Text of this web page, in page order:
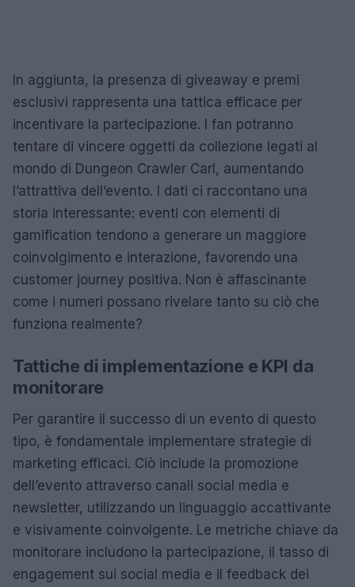
In aggiunta, la presenza di giveaway e premi
esclusivi rappresenta una tattica efficace per
incentivare la partecipazione. I fan potranno
tentare di vincere oggetti da collezione legati al
mondo di Dungeon Crawler Carl, aumentando
l’attrattiva dell’evento. I dati ci raccontano una
storia interessante: eventi con elementi di
gamification tendono a generare un maggiore
coinvolgimento e interazione, favorendo una
customer journey positiva. Non è affascinante
come i numeri possano rivelare tanto su ciò che
funziona realmente?
Tattiche di implementazione e KPI da
monitorare
Per garantire il successo di un evento di questo
tipo, è fondamentale implementare strategie di
marketing efficaci. Ciò include la promozione
dell’evento attraverso canali social media e
newsletter, utilizzando un linguaggio accattivante
e visivamente coinvolgente. Le metriche chiave da
monitorare includono la partecipazione, il tasso di
engagement sui social media e il feedback dei